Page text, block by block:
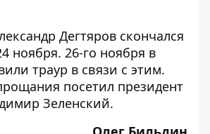
Дегтяров скончался
ноября. 26-го ноября в
траур в связи с этим.
посетил президент
Зеленский.